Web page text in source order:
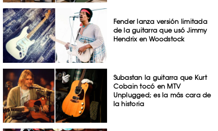
Fender lanza versión limitada
de la guitarra que usó Jimmy
Hendrix en Woodstock
Subastan la guitarra que Kurt
Cobain tocó en MTV
Unplugged; es la más cara de
la historia